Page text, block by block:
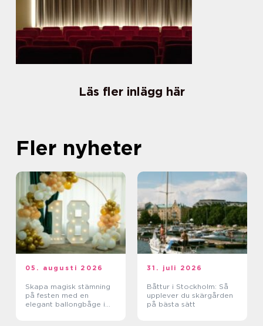
Läs fler inlägg här
Fler nyheter
05. augusti 2026
Skapa magisk stämning
på festen med en
elegant ballongbåge i
31. juli 2026
Båttur i Stockholm: Så
upplever du skärgården
på bästa sätt